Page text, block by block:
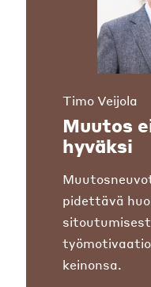
Timo Veijola
Muutos
hyväksi
pidettävä
keinonsa.